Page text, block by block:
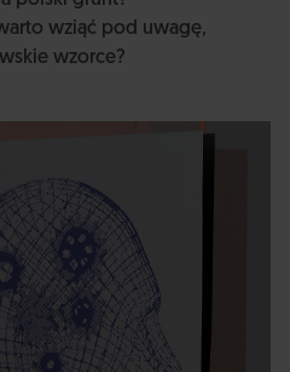
wziąć pod uwagę,
wzorce?